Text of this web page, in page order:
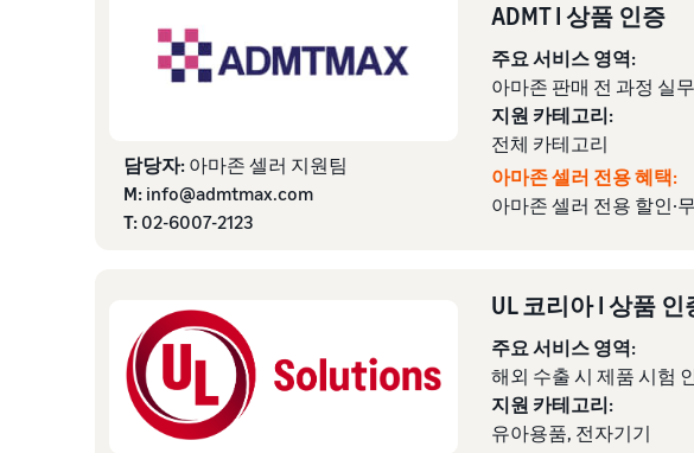
담당자: 아마존 셀러 지원팀
M: info@admtmax.com
T: 02-6007-2123
ADMT I 상품 인증
주요 서비스 영역:
아마존 판매 전 과정 실
지원 카테고리:
전체 카테고리
아마존 셀러 전용 혜택:
아마존 셀러 전용 할인·
UL 코리아 I 상품 인
주요 서비스 영역:
해외 수출 시 제품 시험
지원 카테고리:
유아용품, 전자기기